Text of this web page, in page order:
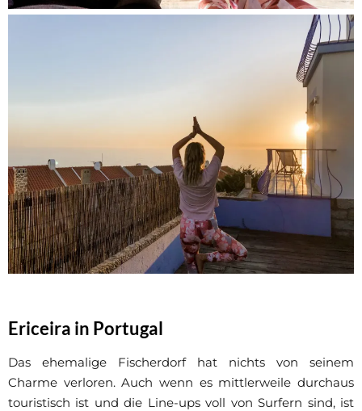
Ericeira in Portugal
Das ehemalige Fischerdorf hat nichts von seinem
Charme verloren. Auch wenn es mittlerweile durchaus
touristisch ist und die Line-ups voll von Surfern sind, ist